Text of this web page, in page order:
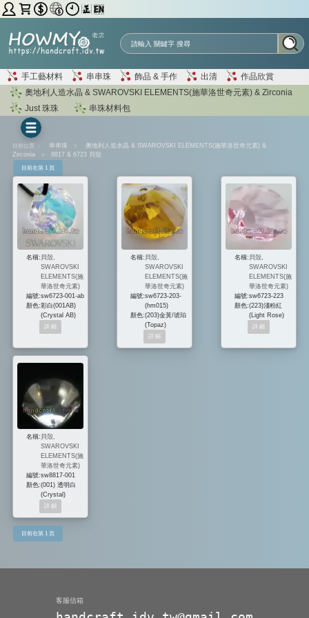
手工藝材料 串串珠 飾品 & 手作 出清
作品欣賞
奧地利人造水晶 & SWAROVSKI ELEMENTS(施華洛世奇元素) & Zirconia
Just 珠珠
串珠材料包
目前位置 ： 串串珠 >
奧地利人造水晶 & SWAROVSKI ELEMENTS(施華洛世奇元素) &
Zirconia
> 8817 & 6723 貝殼
目前在第 1 頁
名稱: 貝殼,
SWAROVSKI
ELEMENTS(施
華洛世奇元素)
編號:sw6723-001-ab
顏色:彩白(001AB)
(Crystal AB)
名稱: 貝殼,
SWAROVSKI
ELEMENTS(施
華洛世奇元素)
編號:sw6723-203-
(hm015)
顏色:(203)金黃/琥珀
(Topaz)
名稱: 貝殼,
SWAROVSKI
ELEMENTS(施
華洛世奇元素)
編號:sw6723-223
顏色:(223)淺粉紅
(Light Rose)
名稱: 貝殼,
SWAROVSKI
ELEMENTS(施
華洛世奇元素)
編號:sw8817-001
顏色:(001) 透明白
(Crystal)
目前在第 1 頁
客服信箱